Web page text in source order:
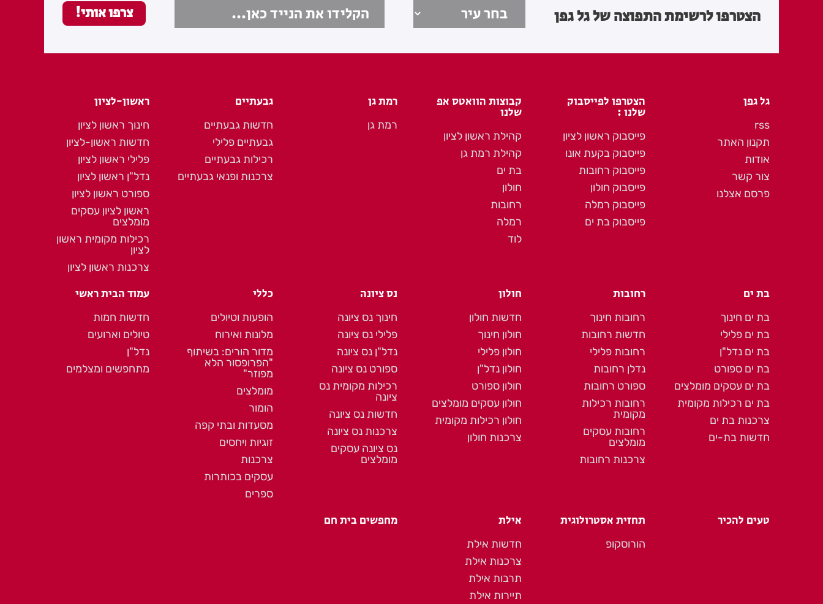
הצטרפו לרשימת התפוצה של גל גפן
גל גפן
rss
תקנון האתר
אודות
צור קשר
פרסם אצלנו
הצטרפו לפייסבוק
שלנו :
פייסבוק ראשון לציון
פייסבוק בקעת אונו
פייסבוק רחובות
פייסבוק חולון
פייסבוק רמלה
פייסבוק בת ים
קבוצות הוואטס אפ
שלנו
קהילת ראשון לציון
קהילת רמת גן
בת ים
חולון
רחובות
רמלה
לוד
רמת גן
רמת גן
גבעתיים
חדשות גבעתיים
גבעתיים פלילי
רכילות גבעתיים
צרכנות ופנאי גבעתיים
ראשון-לציון
חינוך ראשון לציון
חדשות ראשון-לציון
פלילי ראשון לציון
נדל"ן ראשון לציון
ספורט ראשון לציון
ראשון לציון עסקים
מומלצים
רכילות מקומית ראשון
לציון
צרכנות ראשון לציון
בת ים
בת ים חינוך
בת ים פלילי
בת ים נדל"ן
בת ים ספורט
בת ים עסקים מומלצים
בת ים רכילות מקומית
צרכנות בת ים
חדשות בת-ים
רחובות
רחובות חינוך
חדשות רחובות
רחובות פלילי
נדלן רחובות
ספורט רחובות
רחובות רכילות
מקומית
רחובות עסקים
מומלצים
צרכנות רחובות
חולון
חדשות חולון
חולון חינוך
חולון פלילי
חולון נדל"ן
חולון ספורט
חולון עסקים מומלצים
חולון רכילות מקומית
צרכנות חולון
נס ציונה
חינוך נס ציונה
פלילי נס ציונה
נדל"ן נס ציונה
ספורט נס ציונה
רכילות מקומית נס
ציונה
חדשות נס ציונה
צרכנות נס ציונה
נס ציונה עסקים
מומלצים
כללי
הופעות וטיולים
מלונות ואירוח
מדור הורים: בשיתוף
"הפרופסור הלא
מפוזר"
מומלצים
הומור
מסעדות ובתי קפה
זוגיות ויחסים
צרכנות
עסקים בכותרות
ספרים
עמוד הבית ראשי
חדשות חמות
טיולים וארועים
נדל"ן
מתחפשים ומצלמים
טעים להכיר תחזית אסטרולוגית
הורוסקופ
אילת
חדשות אילת
צרכנות אילת
תרבות אילת
תיירות אילת
מחפשים בית חם